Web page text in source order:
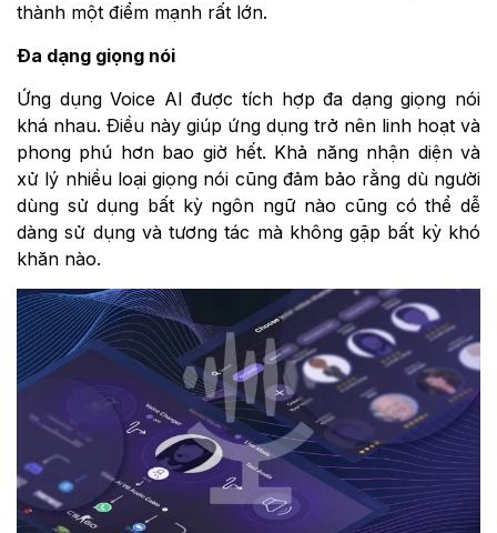
thành một điểm mạnh rất lớn.
Đa dạng giọng nói
Ứng dụng Voice AI được tích hợp đa dạng giọng nói
khá nhau. Điều này giúp ứng dụng trở nên linh hoạt và
phong phú hơn bao giờ hết. Khả năng nhận diện và
xử lý nhiều loại giọng nói cũng đảm bảo rằng dù người
dùng sử dụng bất kỳ ngôn ngữ nào cũng có thể dễ
dàng sử dụng và tương tác mà không gặp bất kỳ khó
khăn nào.